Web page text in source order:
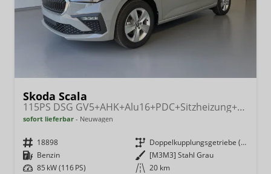
Skoda Scala
115PS DSG GV5+AHK+Alu16+PDC+Sitzheizung+App-Connect
sofort lieferbar Neuwagen
Fahrzeugnr. 18898 Getriebe
Doppelkupplungsgetriebe (DSG)
Kraftstoff Benzin Außenfarbe [M3M3] Stahl Grau
Leistung 85 kW (116 PS) Kilometerstand 20 km